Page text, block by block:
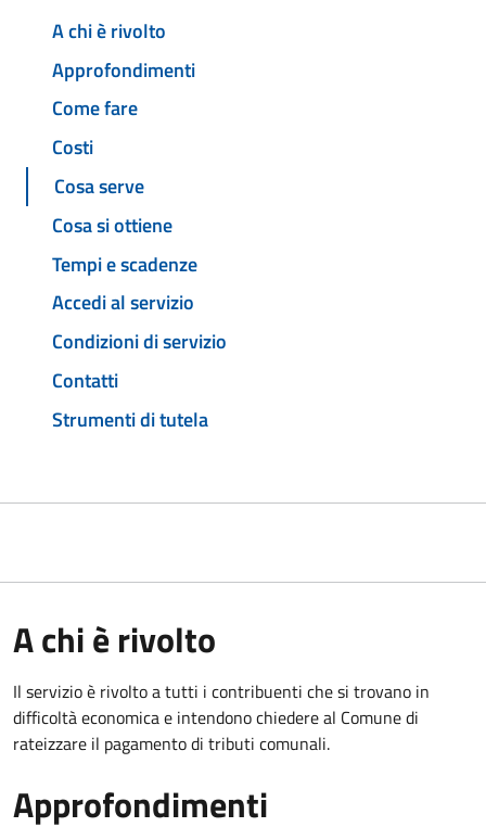
A chi è rivolto
Approfondimenti
Come fare
Costi
Cosa serve
Cosa si ottiene
Tempi e scadenze
Accedi al servizio
Condizioni di servizio
Contatti
Strumenti di tutela
A chi è rivolto
Il servizio è rivolto a tutti i contribuenti che si trovano in
difficoltà economica e intendono chiedere al Comune di
rateizzare il pagamento di tributi comunali.
Approfondimenti